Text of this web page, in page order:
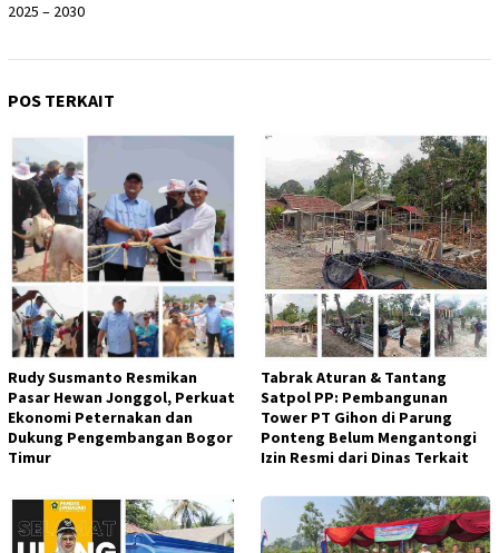
2025 – 2030
POS TERKAIT
Rudy Susmanto Resmikan
Pasar Hewan Jonggol, Perkuat
Ekonomi Peternakan dan
Dukung Pengembangan Bogor
Timur
Tabrak Aturan & Tantang
Satpol PP: Pembangunan
Tower PT Gihon di Parung
Ponteng Belum Mengantongi
Izin Resmi dari Dinas Terkait